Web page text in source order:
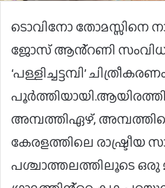
ടൊവിനോ തോമസ്സിനെ
ജോസ് ആൻ്റണി
‘പള്ളിച്ചട്ടമ്പി’
അമ്പത്തിഏഴ്,
കേരളത്തിലെ രാഷ്ട്രീയ
പശ്ചാത്തലത്തിലൂടെ